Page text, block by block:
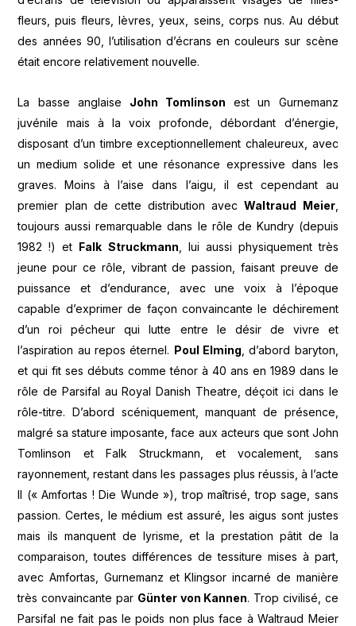
fleurs, puis fleurs, lèvres, yeux, seins, corps nus. Au début
des années 90, l’utilisation d’écrans en couleurs sur scène
était encore relativement nouvelle.
La basse anglaise John Tomlinson est un Gurnemanz
juvénile mais à la voix profonde, débordant d’énergie,
disposant d’un timbre exceptionnellement chaleureux, avec
un medium solide et une résonance expressive dans les
graves. Moins à l’aise dans l’aigu, il est cependant au
premier plan de cette distribution avecWaltraud Meier,
toujours aussi remarquable dans le rôle de Kundry (depuis
1982 !) et Falk Struckmann , lui aussi physiquement très
jeune pour ce rôle, vibrant de passion, faisant preuve de
puissance et d’endurance, avec une voix à l’époque
capable d’exprimer de façon convaincante le déchirement
d’un roi pécheur qui lutte entre le désir de vivre et
l’aspiration au repos éternel. Poul Elming , d’abord baryton,
et qui fit ses débuts comme ténor à 40 ans en 1989 dans le
rôle de Parsifal au Royal Danish Theatre, déçoit ici dans le
rôle-titre. D’abord scéniquement, manquant de présence,
malgré sa stature imposante, face aux acteurs que sont John
Tomlinson et Falk Struckmann, et vocalement, sans
rayonnement, restant dans les passages plus réussis, à l’acte
II (« Amfortas ! Die Wunde »), trop maîtrisé, trop sage, sans
passion. Certes, le médium est assuré, les aigus sont justes
mais ils manquent de lyrisme, et la prestation pâtit de la
comparaison, toutes différences de tessiture mises à part,
avec Amfortas, Gurnemanz et Klingsor incarné de manière
très convaincante par Günter von Kannen. Trop civilisé, ce
Parsifal ne fait pas le poids non plus face à Waltraud Meier